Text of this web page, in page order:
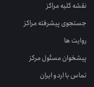
نقشه کلیه مراکز
جستجوی پیشرفته مراکز
روایت ها
پیشخوان مسئول مرکز
تماس با اردو ایران